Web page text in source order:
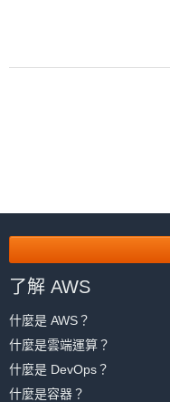
了解 AWS
什麼是 AWS？
什麼是雲端運算？
什麼是 DevOps？
什麼是容器？